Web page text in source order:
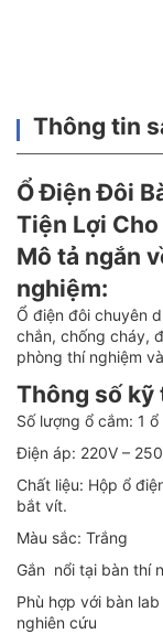
Thông tin
Ổ Điện Đôi
Tiện Lợi
Mô tả ngắn
nghiệm:
Ổ điện đôi chuyên
chắn, chống cháy,
phòng thí nghiệm
Thông số kỹ
Số lượng ổ cắm: 1
Điện áp: 220V –
Chất liệu: Hộp ổ
bắt vít.
Màu sắc: Trắng
Gắn nổi tại bàn thí
Phù hợp với bàn
nghiên cứu